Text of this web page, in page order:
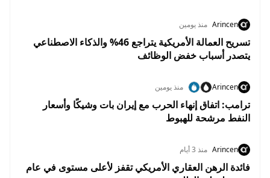
Arincen منذ يومين
تسريح العمالة الأمريكية يتراجع 46% والذكاء الاصطناعي
يتصدر أسباب خفض الوظائف
Arincen منذ يومين
ترامب: اتفاق إنهاء الحرب مع إيران بات وشيكًا وأسعار
النفط مرشحة للهبوط
Arincen منذ 3 أيام
فائدة الرهن العقاري الأمريكي تقفز لأعلى مستوى في عام